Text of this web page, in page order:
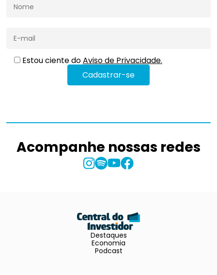
Estou ciente doAviso de Privacidade.
Acompanhe nossas redes
Destaques
Economia
Podcast